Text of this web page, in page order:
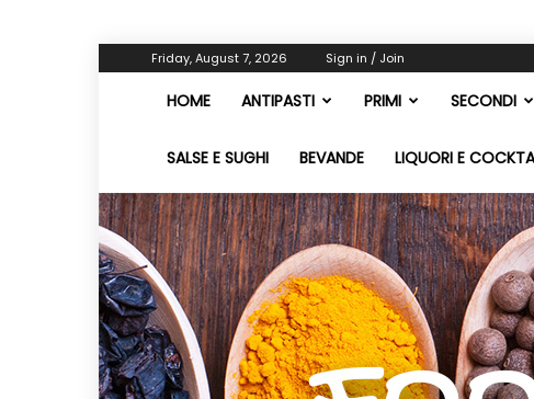
Friday, August 7, 2026 Sign in / Join
HOME ANTIPASTI PRIMI SECONDI
SALSE E SUGHI BEVANDE LIQUORI E